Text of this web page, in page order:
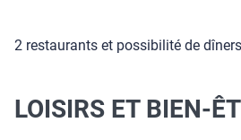
2 restaurants et possibilité de
LOISIRS ET BIEN-